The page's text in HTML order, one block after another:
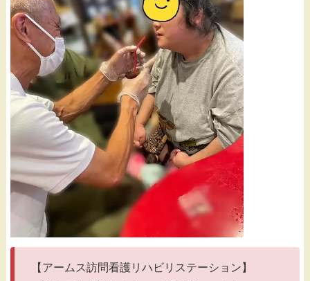
【アームス訪問看護リハビリステーション】